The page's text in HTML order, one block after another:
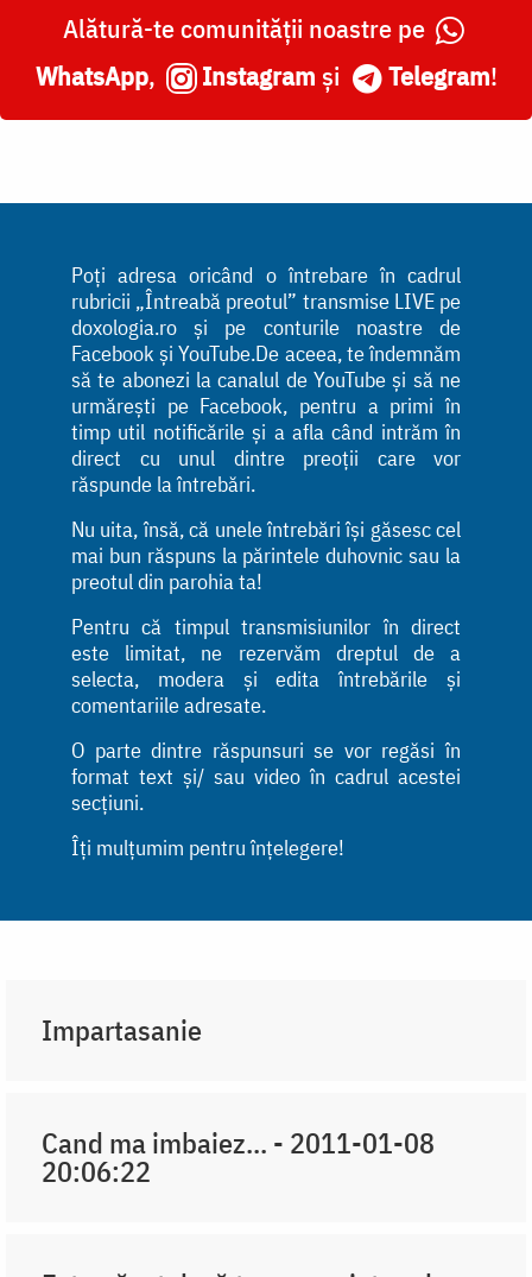
Alătură-te comunității noastre pe
WhatsApp, Instagram și Telegram!
Poți adresa oricând o întrebare în cadrul
rubricii „Întreabă preotul” transmise LIVE pe
doxologia.ro și pe conturile noastre de
Facebook și YouTube.De aceea, te îndemnăm
să te abonezi la canalul de YouTube și să ne
urmărești pe Facebook, pentru a primi în
timp util notificările și a afla când intrăm în
direct cu unul dintre preoții care vor
răspunde la întrebări.
Nu uita, însă, că unele întrebări își găsesc cel
mai bun răspuns la părintele duhovnic sau la
preotul din parohia ta!
Pentru că timpul transmisiunilor în direct
este limitat, ne rezervăm dreptul de a
selecta, modera și edita întrebările și
comentariile adresate.
O parte dintre răspunsuri se vor regăsi în
format text și/ sau video în cadrul acestei
secțiuni.
Îți mulțumim pentru înțelegere!
Impartasanie
Cand ma imbaiez... - 2011-01-08
20:06:22